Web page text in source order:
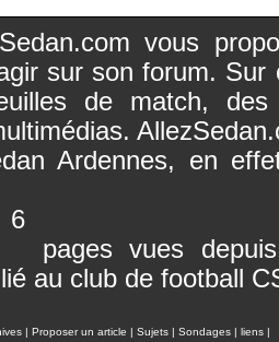
vous
sur son forum.
de match, des
Ardennes, en
pages vues
au club de football
| Proposer un article | Sujets | Sondages | liens |